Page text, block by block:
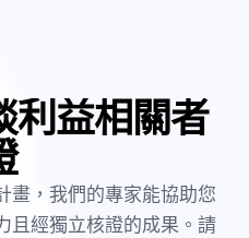
利益相關者
畫，我們的專家能協助您
且經獨立核證的成果。請